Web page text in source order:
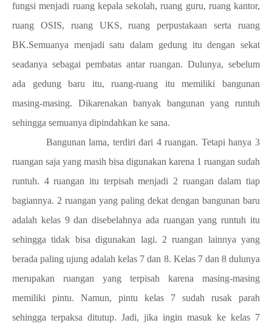
fungsi menjadi ruang kepala sekolah, ruang guru, ruang kantor,
ruang OSIS, ruang UKS, ruang perpustakaan serta ruang
BK.Semuanya menjadi satu dalam gedung itu dengan sekat
seadanya sebagai pembatas antar ruangan. Dulunya, sebelum
ada gedung baru itu, ruang-ruang itu memiliki bangunan
masing-masing. Dikarenakan banyak bangunan yang runtuh
sehingga semuanya dipindahkan ke sana.
Bangunan lama, terdiri dari 4 ruangan. Tetapi hanya 3
ruangan saja yang masih bisa digunakan karena 1 ruangan sudah
runtuh. 4 ruangan itu terpisah menjadi 2 ruangan dalam tiap
bagiannya. 2 ruangan yang paling dekat dengan bangunan baru
adalah kelas 9 dan disebelahnya ada ruangan yang runtuh itu
sehingga tidak bisa digunakan lagi. 2 ruangan lainnya yang
berada paling ujung adalah kelas 7 dan 8. Kelas 7 dan 8 dulunya
merupakan ruangan yang terpisah karena masing-masing
memiliki pintu. Namun, pintu kelas 7 sudah rusak parah
sehingga terpaksa ditutup. Jadi, jika ingin masuk ke kelas 7